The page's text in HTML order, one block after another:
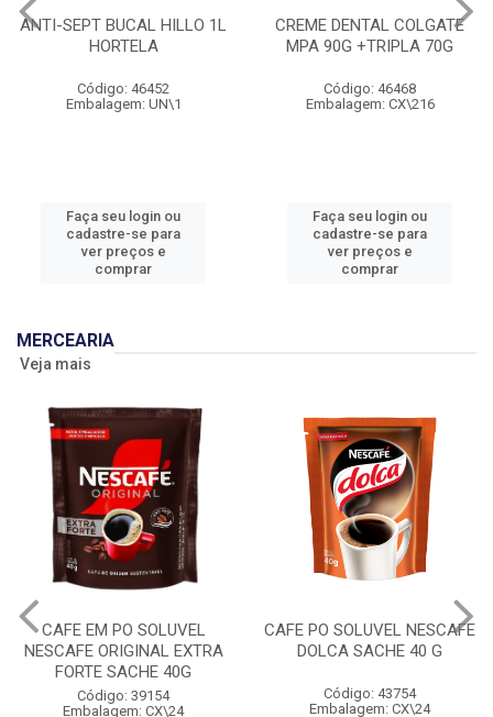
ANTI-SEPT BUCAL HILLO 1L
HORTELA
Código: 46452
Embalagem: UN\1
Faça seu login ou
cadastre-se para
ver preços e
comprar
CREME DENTAL COLGATE
MPA 90G +TRIPLA 70G
Código: 46468
Embalagem: CX\216
Faça seu login ou
cadastre-se para
ver preços e
comprar
MERCEARIA
Veja mais
CAFE EM PO SOLUVEL
NESCAFE ORIGINAL EXTRA
FORTE SACHE 40G
Código: 39154
Embalagem: CX\24
CAFE PO SOLUVEL NESCAFE
DOLCA SACHE 40 G
Código: 43754
Embalagem: CX\24